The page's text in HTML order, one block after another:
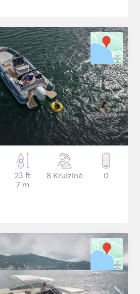
23 ft
7 m
8 Kruizinė 0